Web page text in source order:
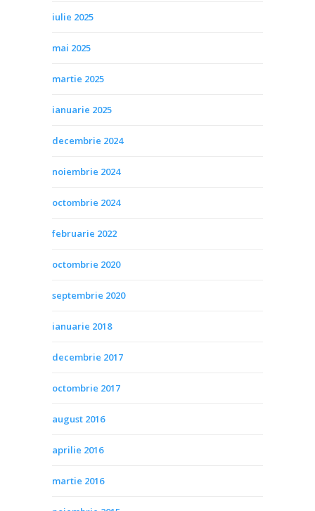
iulie 2025
mai 2025
martie 2025
ianuarie 2025
decembrie 2024
noiembrie 2024
octombrie 2024
februarie 2022
octombrie 2020
septembrie 2020
ianuarie 2018
decembrie 2017
octombrie 2017
august 2016
aprilie 2016
martie 2016